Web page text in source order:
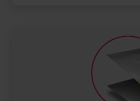
inégalée, de la
réalisation d'étiquettes
encore. Dans cet article,
les principales
d'autres informations